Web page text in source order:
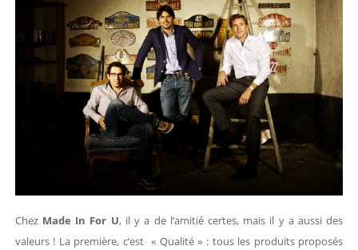
Chez Made In For U, il y a de l’amitié certes, mais il y a aussi des
valeurs ! La première, c’est « Qualité » : tous les produits proposés